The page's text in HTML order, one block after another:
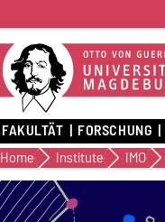
FAKULTÄT FORSCHUNG
Home Institute IMO